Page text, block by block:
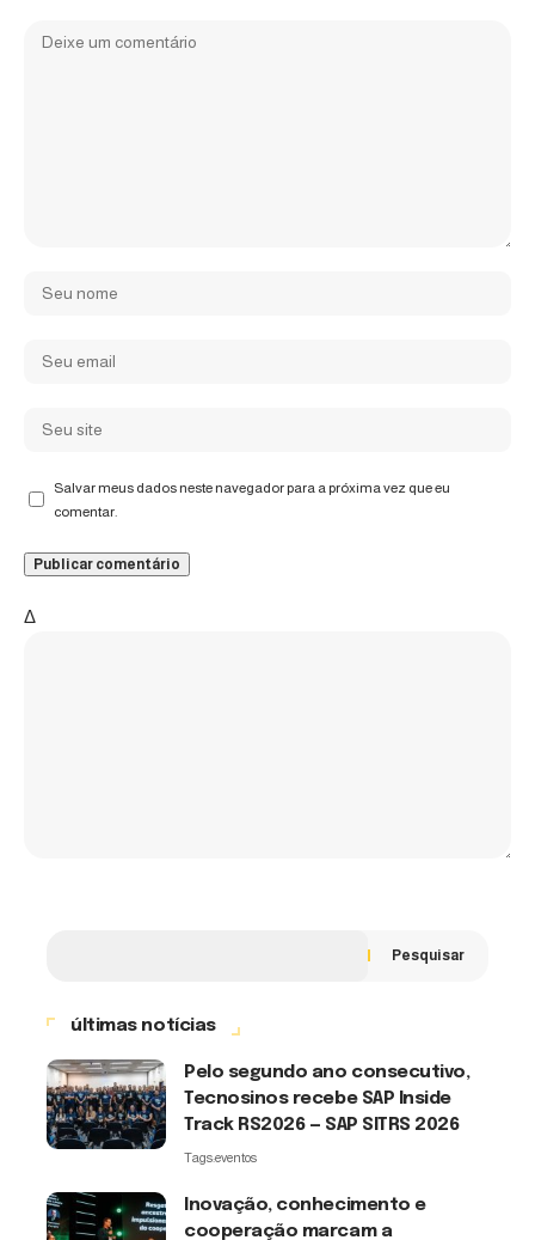
Salvar meus dados neste navegador para a próxima vez que eu
comentar.
Δ
Pesquisar
últimas notícias
Pelo segundo ano consecutivo,
Tecnosinos recebe SAP Inside
Track RS2026 — SAP SITRS 2026
Tags:eventos
Inovação, conhecimento e
cooperação marcam a